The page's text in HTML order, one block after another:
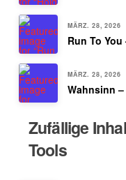
MÄRZ. 28, 2026
Run To
MÄRZ. 28, 2026
Wahnsinn
Zufällige
Tools